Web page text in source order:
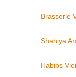
Brasserie
Shahiya
Habibs